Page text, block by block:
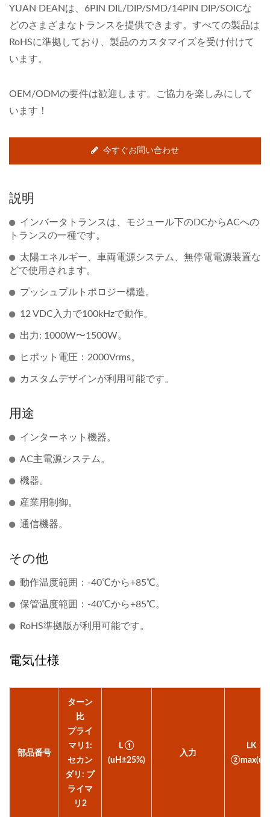
YUAN DEANは、6PIN DIL/DIP/SMD/14PIN DIP/SOICな
どのさまざまなトランスを提供できます。すべての製品は
RoHSに準拠しており、製品のカスタマイズを受け付けて
います。
OEM/ODMの要件は歓迎します。ご協力を楽しみにして
います！
今すぐお問い合わせ
説明
インバータトランスは、モジュール下のDCからACへの
トランスの一種です。
太陽エネルギー、車両電源システム、無停電電源装置な
どで使用されます。
プッシュプルトポロジー構造。
12 VDC入力で100kHzで動作。
出力: 1000W〜1500W。
ヒポット電圧：2000Vrms。
カスタムデザインが利用可能です。
用途
インターネット機器。
AC主電源システム。
機器。
産業用制御。
通信機器。
その他
動作温度範囲：-40℃から+85℃。
保管温度範囲：-40℃から+85℃。
RoHS準拠版が利用可能です。
電気仕様
部品番号
ターン
比
プライ
マリ1:
セカン
ダリ: プ
ライマ
リ2
L ①
(uH±25%)
入力
LK